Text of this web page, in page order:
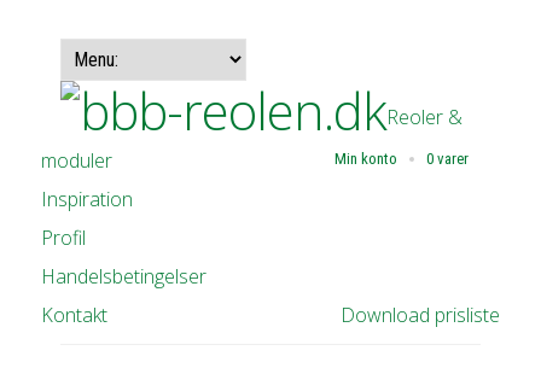
Min konto 0 varer
Reoler &
moduler
Inspiration
Profil
Handelsbetingelser
Download prisliste
Kontakt